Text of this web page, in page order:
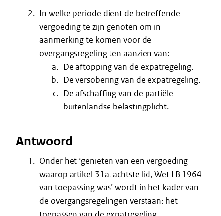
In welke periode dient de betreffende
vergoeding te zijn genoten om in
aanmerking te komen voor de
overgangsregeling ten aanzien van:
De aftopping van de expatregeling.
De versobering van de expatregeling.
De afschaffing van de partiële
buitenlandse belastingplicht.
Antwoord
Onder het ‘genieten van een vergoeding
waarop artikel 31a, achtste lid, Wet LB 1964
van toepassing was’ wordt in het kader van
de overgangsregelingen verstaan: het